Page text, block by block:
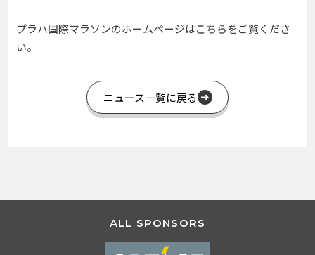
プラハ国際マラソンのホームページはこちらをご覧くださ
い。
ニュース一覧に戻る
ALL SPONSORS